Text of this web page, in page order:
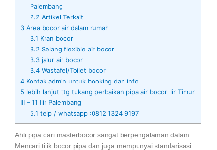
Palembang
2.2 Artikel Terkait
3 Area bocor air dalam rumah
3.1 Kran bocor
3.2 Selang flexible air bocor
3.3jalur air bocor
3.4Wastafel/Toilet bocor
4 Kontak admin untuk booking dan info
5 lebih lanjut ttg tukang perbaikan pipa air bocor Ilir Timur
III – 11 Ilir Palembang
5.1 telp / whatsapp :0812 1324 9197
Ahli pipa dari masterbocor sangat berpengalaman dalam
Mencari titik bocor pipa dan juga mempunyai standarisasi